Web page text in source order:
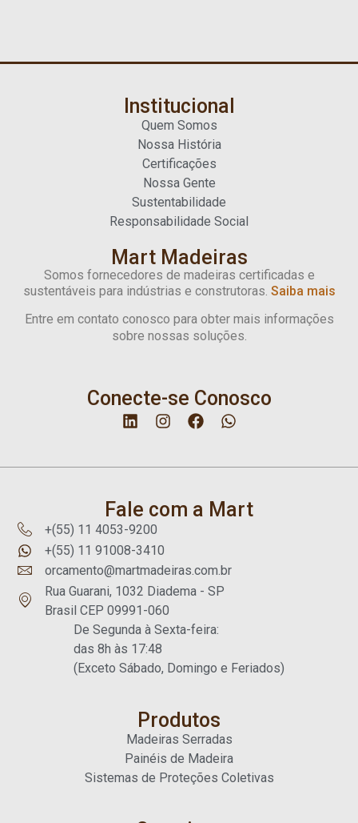
Institucional
Quem Somos
Nossa História
Certificações
Nossa Gente
Sustentabilidade
Responsabilidade Social
Mart Madeiras
Somos fornecedores de madeiras certificadas e
sustentáveis para indústrias e construtoras. Saiba mais
Entre em contato conosco para obter mais informações
sobre nossas soluções.
Conecte-se Conosco
Fale com a Mart
+(55) 11 4053-9200
+(55) 11 91008-3410
orcamento@martmadeiras.com.br
Rua Guarani, 1032 Diadema - SP
Brasil CEP 09991-060
De Segunda à Sexta-feira:
das 8h às 17:48
(Exceto Sábado, Domingo e Feriados)
Produtos
Madeiras Serradas
Painéis de Madeira
Sistemas de Proteções Coletivas